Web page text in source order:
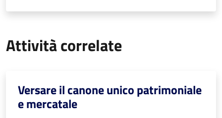
Attività correlate
Versare il canone unico patrimoniale
e mercatale